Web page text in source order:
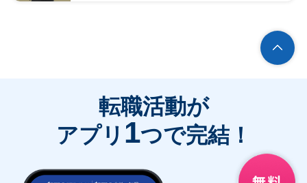
転職活動が
アプリ 1つで完結！